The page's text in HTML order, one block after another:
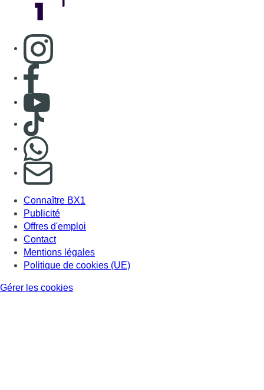
Consulter page Instagram
Consulter page Facebook
Consulter Youtube
Consulter TikTok
S'abonner à notre newsletter
Connaître BX1
Publicité
Offres d'emploi
Contact
Mentions légales
Politique de cookies (UE)
Gérer les cookies